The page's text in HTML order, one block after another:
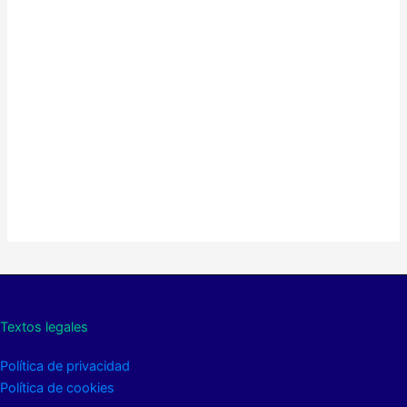
Textos legales
Política de privacidad
Política de cookies